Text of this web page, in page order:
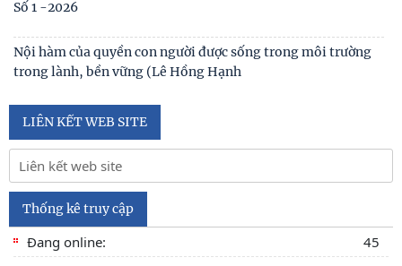
Thể lệ gửi bài đăng
Tạp chí Nghiên cứu Con người, Gia đình và Giới đạt chuẩn
Số 1 -2026
Nội hàm của quyền con người được sống trong môi trường
trong lành, bền vững (Lê Hồng Hạnh
LIÊN KẾT WEB SITE
Thống kê truy cập
Đang online:
45